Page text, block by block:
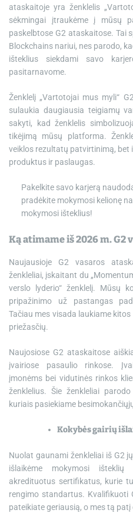
ataskaitoje yra ženklelis
sėkmingai įtraukėme į mūsų
paskelbtose G2 ataskaitose. Tai
Blockchains nariui, nes parodo,
išteklius siekdami savo
pasitarnavome.
Ženklelį „Vartotojai mus myli“
sulaukia daugiausia teigiamų
sakyti, kad ženklelis
tikėjimą mūsų platforma.
veiklos rezultatų patvirtinimą, bet
produktus ir paslaugas.
Pakelkite savo karjerą
pradėkite mokymosi kelionę
mokymosi išteklius!
Ką atimame iš 2026 m. G2
Naujausioje G2 vasaros
ženkleliai, įskaitant du
verslo lyderio“ ženklelį. Mūsų
pripažinimo už pastangas
Tačiau mes visada laukiame
priežasčių.
Naujosiose G2 ataskaitose
įvairiose pasaulio rinkose.
įmonėms bei vidutinės rinkos
ženklelius. Šie ženkleliai
kuriais pasiekiame
Kokybės gairių
Nuolat gaunami ženkleliai iš G2
išlaikėme mokymosi išteklių
akredituotus sertifikatus, kurie
rengimo standartus. Kvalifikuoti
pateikiate geriausią, o mes tą